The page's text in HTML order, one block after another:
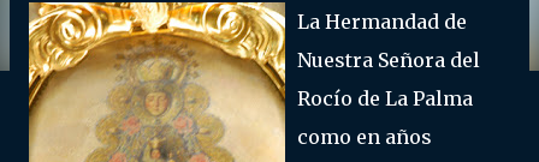
La Hermandad de
Nuestra Señora del
Rocío de La Palma
como en años